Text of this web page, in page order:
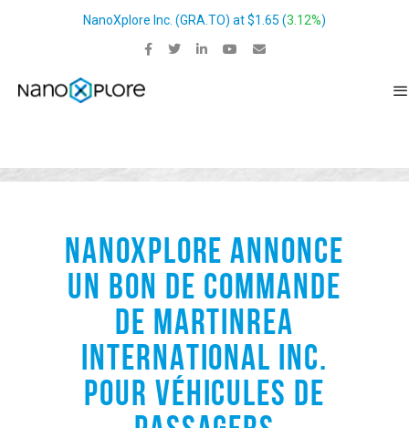
NanoXplore Inc. (GRA.TO) at$1.65 (3.12%)
NANOXPLORE ANNONCE
UN BON DE COMMANDE
DE MARTINREA
INTERNATIONAL INC.
POUR VÉHICULES DE